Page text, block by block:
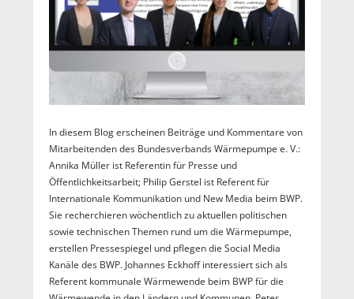
In diesem Blog erscheinen Beiträge und Kommentare von
Mitarbeitenden des Bundesverbands Wärmepumpe e. V.:
Annika Müller ist Referentin für Presse und
Öffentlichkeitsarbeit; Philip Gerstel ist Referent für
Internationale Kommunikation und New Media beim BWP.
Sie recherchieren wöchentlich zu aktuellen politischen
sowie technischen Themen rund um die Wärmepumpe,
erstellen Pressespiegel und pflegen die Social Media
Kanäle des BWP. Johannes Eckhoff interessiert sich als
Referent kommunale Wärmewende beim BWP für die